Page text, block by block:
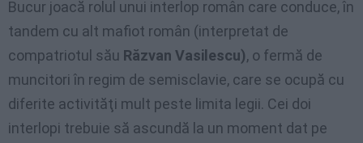
Bucur joacă rolul unui interlop român care conduce, în
tandem cu alt mafiot român (interpretat de
compatriotul său Răzvan Vasilescu), o fermă de
muncitori în regim de semisclavie, care se ocupă cu
diferite activităţi mult peste limita legii. Cei doi
interlopi trebuie să ascundă la un moment dat pe